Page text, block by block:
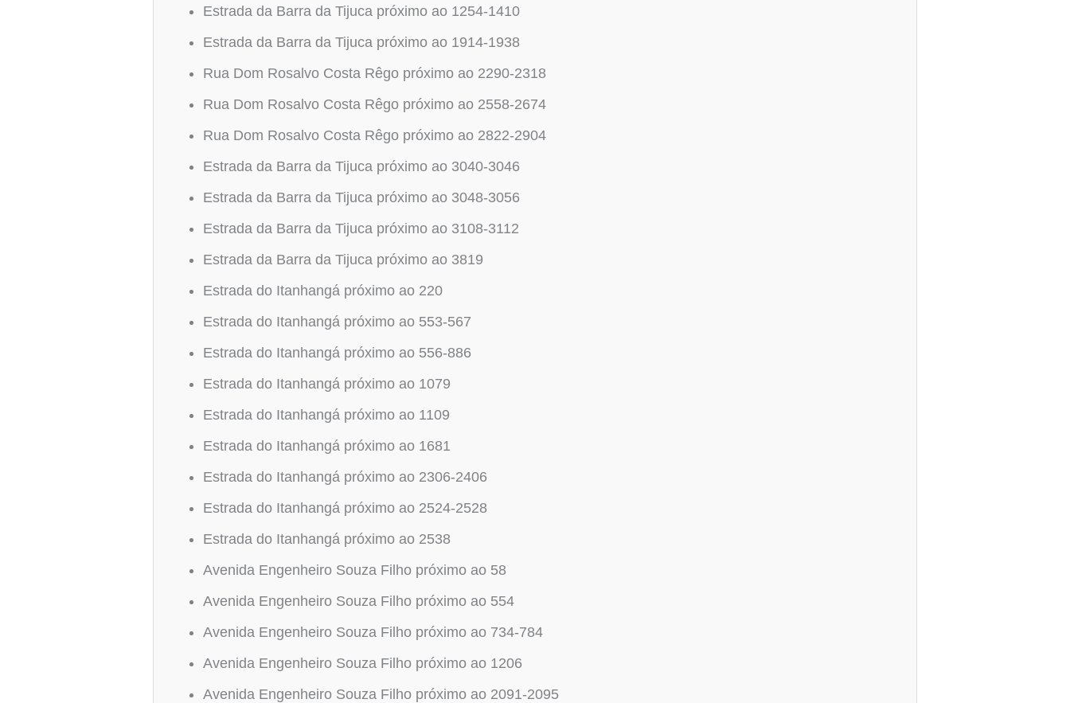
Estrada da Barra da Tijuca próximo ao 1254-1410
Estrada da Barra da Tijuca próximo ao 1914-1938
Rua Dom Rosalvo Costa Rêgo próximo ao 2290-2318
Rua Dom Rosalvo Costa Rêgo próximo ao 2558-2674
Rua Dom Rosalvo Costa Rêgo próximo ao 2822-2904
Estrada da Barra da Tijuca próximo ao 3040-3046
Estrada da Barra da Tijuca próximo ao 3048-3056
Estrada da Barra da Tijuca próximo ao 3108-3112
Estrada da Barra da Tijuca próximo ao 3819
Estrada do Itanhangá próximo ao 220
Estrada do Itanhangá próximo ao 553-567
Estrada do Itanhangá próximo ao 556-886
Estrada do Itanhangá próximo ao 1079
Estrada do Itanhangá próximo ao 1109
Estrada do Itanhangá próximo ao 1681
Estrada do Itanhangá próximo ao 2306-2406
Estrada do Itanhangá próximo ao 2524-2528
Estrada do Itanhangá próximo ao 2538
Avenida Engenheiro Souza Filho próximo ao 58
Avenida Engenheiro Souza Filho próximo ao 554
Avenida Engenheiro Souza Filho próximo ao 734-784
Avenida Engenheiro Souza Filho próximo ao 1206
Avenida Engenheiro Souza Filho próximo ao 2091-2095